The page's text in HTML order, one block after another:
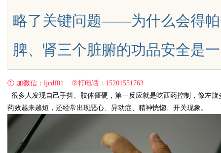
略了关键问题——为什么会得
脾、肾三个脏腑的功品安全是
① 加微信：ljcdf01 ②打电话：15201551763
很多人发现自己手抖、肢体僵硬，第一反应就是吃西药控制，像左
药效越来越短，还经常出现恶心、异动症、精神恍惚、开关现象。